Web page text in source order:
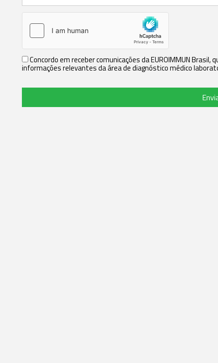
Concordo em receber comunicações da EUROIMMUN
informações relevantes da área de diagnóstico médico